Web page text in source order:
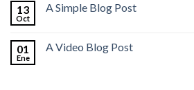
13
Oct
A Simple Blog Post
01
Ene
A Video Blog Post